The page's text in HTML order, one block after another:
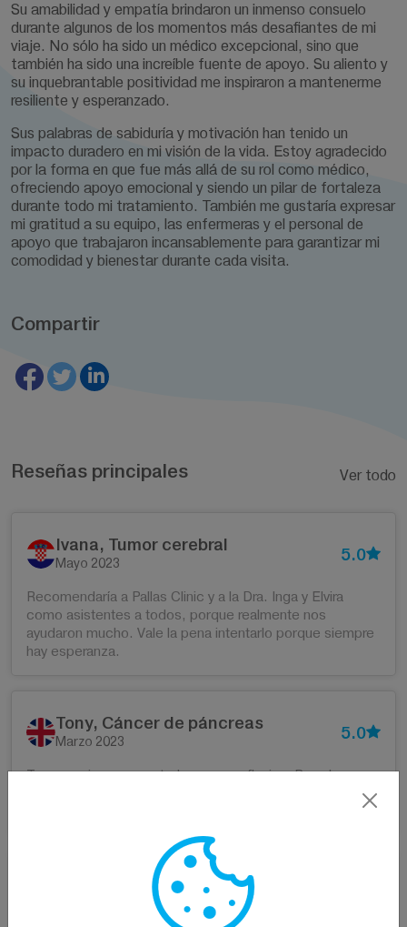
Su amabilidad y empatía brindaron un inmenso consuelo
durante algunos de los momentos más desafiantes de mi
viaje. No sólo ha sido un médico excepcional, sino que
también ha sido una increíble fuente de apoyo. Su aliento y
su inquebrantable positividad me inspiraron a mantenerme
resiliente y esperanzado.
Sus palabras de sabiduría y motivación han tenido un
impacto duradero en mi visión de la vida. Estoy agradecido
por la forma en que fue más allá de su rol como médico,
ofreciendo apoyo emocional y siendo un pilar de fortaleza
durante todo mi tratamiento. También me gustaría expresar
mi gratitud a su equipo, las enfermeras y el personal de
apoyo que trabajaron incansablemente para garantizar mi
comodidad y bienestar durante cada visita.
Compartir
Reseñas principales Ver todo
Ivana, Tumor cerebral
Mayo 2023 5.0
Recomendaría a Pallas Clinic y a la Dra. Inga y Elvira
como asistentes a todos, porque realmente nos
ayudaron mucho. Vale la pena intentarlo porque siempre
hay esperanza.
Tony, Cáncer de páncreas
Marzo 2023 5.0
Tu mensaje es encantador y muy reflexivo. Pase lo que
pase, todos tendréis un lugar en mi corazón por la ayuda
Cristina, Cáncer de mama